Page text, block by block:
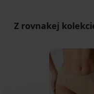
Z rovnakej